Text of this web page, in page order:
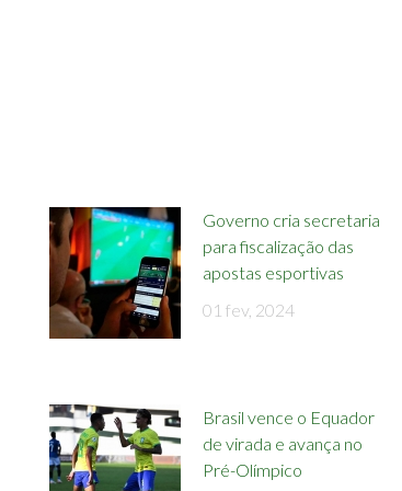
Governo cria secretaria
para fiscalização das
apostas esportivas
01 fev, 2024
Brasil vence o Equador
de virada e avança no
Pré-Olímpico